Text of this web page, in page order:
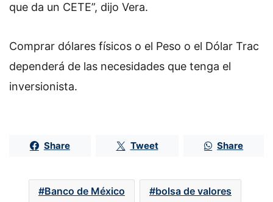
que da un CETE”, dijo Vera.
Comprar dólares físicos o el Peso o el Dólar Trac
dependerá de las necesidades que tenga el
inversionista.
Share Tweet Share
Banco de México bolsa de valores